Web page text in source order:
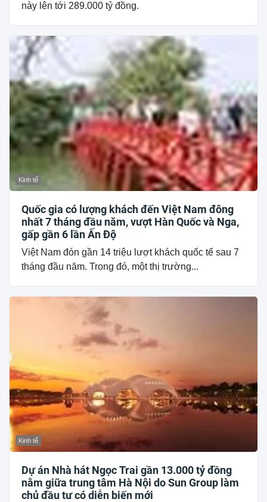
này lên tới 289.000 tỷ đồng.
Kinh tế
Quốc gia có lượng khách đến Việt Nam đông
nhất 7 tháng đầu năm, vượt Hàn Quốc và Nga,
gấp gần 6 lần Ấn Độ
Việt Nam đón gần 14 triệu lượt khách quốc tế sau 7
tháng đầu năm. Trong đó, một thị trường...
Kinh tế
Dự án Nhà hát Ngọc Trai gần 13.000 tỷ đồng
nằm giữa trung tâm Hà Nội do Sun Group làm
chủ đầu tư có diễn biến mới